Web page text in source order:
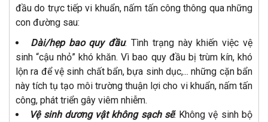
đầu do trực tiếp vi khuẩn, nấm tấn công thông qua những
con đường sau:
Dài/hẹp bao quy đầu: Tình trạng này khiến việc vệ
sinh “cậu nhỏ” khó khăn. Vì bao quy đầu bị trùm kín, khó
lộn ra để vệ sinh chất bẩn, bựa sinh dục,... những cặn bẩn
này tích tụ tạo môi trường thuận lợi cho vi khuẩn, nấm tấn
công, phát triển gây viêm nhiễm.
Vệ sinh dương vật không sạch sẽ: Không vệ sinh bộ